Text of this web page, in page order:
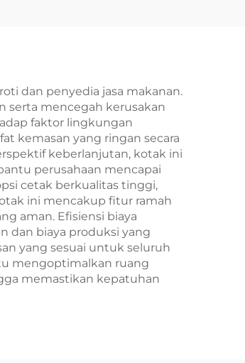
Baru/Christmas
dan penyedia jasa makanan.
serta mencegah kerusakan
faktor lingkungan
kemasan yang ringan secara
keberlanjutan, kotak ini
perusahaan mencapai
cetak berkualitas tinggi,
ini mencakup fitur ramah
aman. Efisiensi biaya
dan biaya produksi yang
yang sesuai untuk seluruh
mengoptimalkan ruang
memastikan kepatuhan